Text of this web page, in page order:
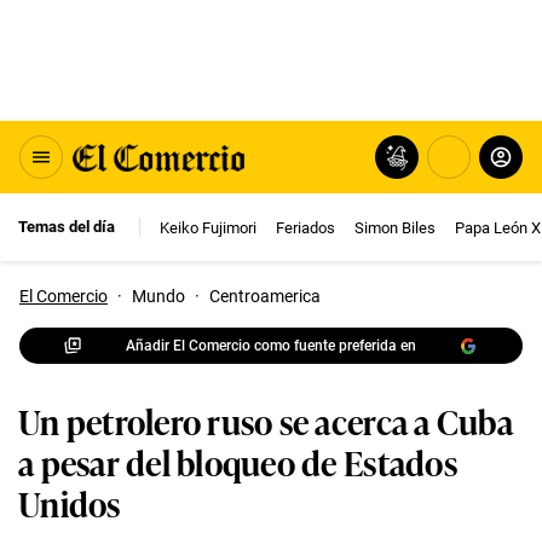
Temas del día Keiko Fujimori Feriados Simon Biles Papa León
El Comercio · Mundo · Centroamerica
Añadir El Comercio como fuente preferida en
Un petrolero ruso se acerca a Cuba
a pesar del bloqueo de Estados
Unidos